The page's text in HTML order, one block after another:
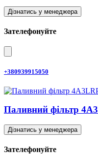
Дізнатись у менеджера
Зателефонуйте
+380939915050
Паливний фільтр
Дізнатись у менеджера
Зателефонуйте